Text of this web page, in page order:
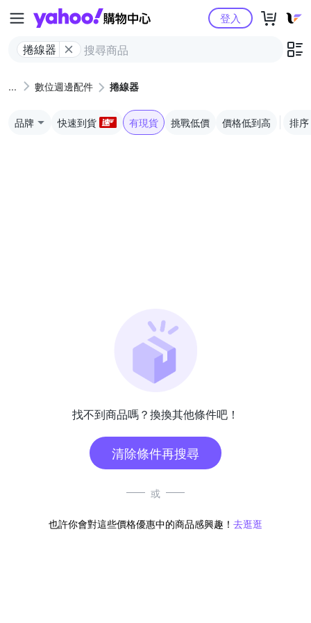
Yahoo購物中心
捲線器
登入
數位週邊配件 捲線器
品牌 快速到貨 有現貨 挑戰低價 價格低到高 排序
找不到商品嗎？換換其他條件吧！
清除條件再搜尋
或
也許你會對這些價格優惠中的商品感興趣！ 去逛逛